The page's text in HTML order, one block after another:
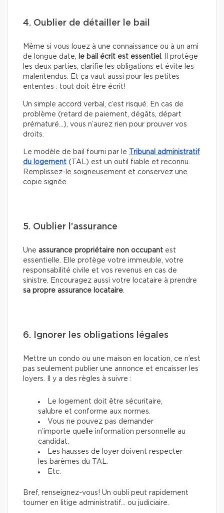
4. Oublier de détailler le bail
Même si vous louez à une connaissance ou à un ami
de longue date,
le bail écrit est essentiel . Il protège
les deux parties, clarifie les obligations et évite les
malentendus. Et ça vaut aussi pour les petites
ententes : tout doit être écrit!
Un simple accord verbal, c’est risqué. En cas de
problème (retard de paiement, dégâts, départ
prématuré…), vous n’aurez rien pour prouver vos
droits.
Le modèle de bail fourni par le
Tribunal administratif
du logement (TAL) est un outil fiable et reconnu.
Remplissez-le soigneusement et conservez une
copie signée.
5. Oublier l’assurance
Une assurance propriétaire non occupant est
essentielle. Elle protège votre immeuble, votre
responsabilité civile et vos revenus en cas de
sinistre. Encouragez aussi votre locataire à prendre
sa propre assurance locataire.
6. Ignorer les obligations légales
Mettre un condo ou une maison en location, ce n’est
pas seulement publier une annonce et encaisser les
loyers. Il y a des règles à suivre :
Le logement doit être sécuritaire,
salubre et conforme aux normes.
Vous ne pouvez pas demander
n’importe quelle information personnelle au
candidat.
Les hausses de loyer doivent respecter
les barèmes du TAL.
Etc.
Bref, renseignez-vous! Un oubli peut rapidement
tourner en litige administratif… ou judiciaire.